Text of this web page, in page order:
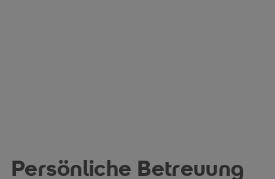
Persönliche Betreuung